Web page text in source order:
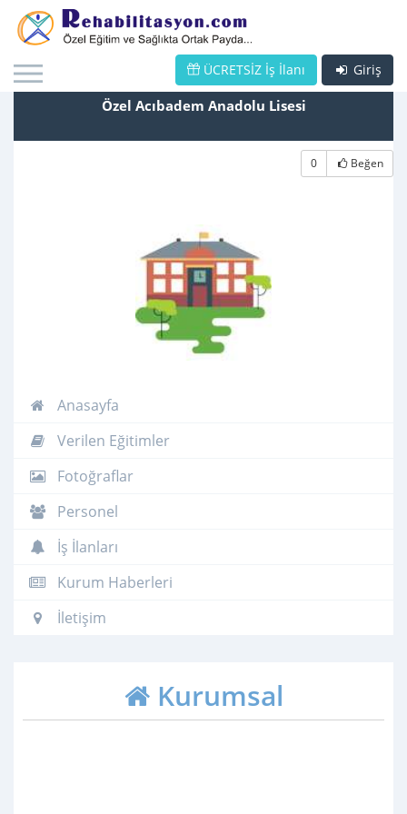
Giriş
ÜCRETSİZ İş İlanı
Özel Acıbadem Anadolu Lisesi
0 Beğen
Anasayfa
Verilen Eğitimler
Fotoğraflar
Personel
İş İlanları
Kurum Haberleri
İletişim
Kurumsal